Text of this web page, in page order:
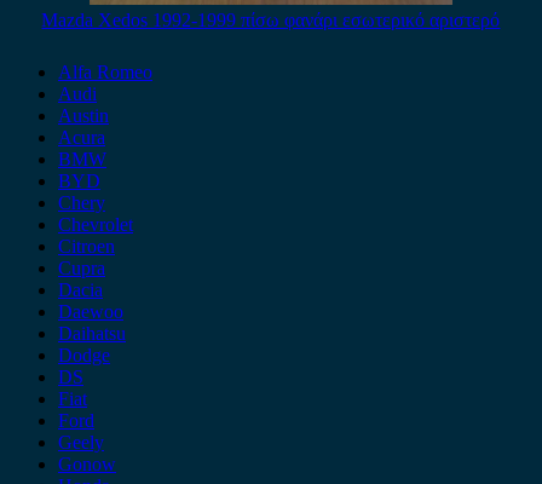
Mazda Xedos 1992-1999 πίσω φανάρι εσωτερικό αριστερό
Alfa Romeo
Audi
Austin
Acura
BMW
BYD
Chery
Chevrolet
Citroen
Cupra
Dacia
Daewoo
Daihatsu
Dodge
DS
Fiat
Ford
Geely
Gonow